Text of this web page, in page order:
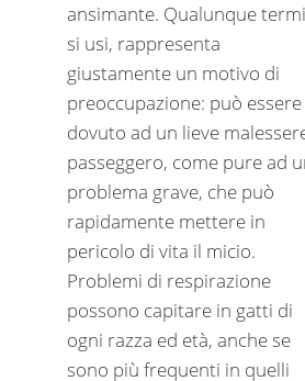
ansimante. Qualunque
si usi, rappresenta
giustamente un motivo di
preoccupazione: può essere
dovuto ad un lieve
passeggero, come pure ad
problema grave, che può
rapidamente mettere in
pericolo di vita il micio.
Problemi di respirazione
possono capitare in gatti di
ogni razza ed età, anche se
sono più frequenti in quelli